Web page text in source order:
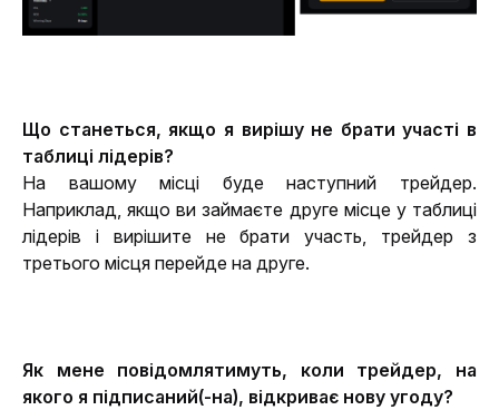
Що станеться, якщо я вирішу не брати участі в
таблиці лідерів?
На вашому місці буде наступний трейдер.
Наприклад, якщо ви займаєте друге місце у таблиці
лідерів і вирішите не брати участь, трейдер з
третього місця перейде на друге.
Як мене повідомлятимуть, коли трейдер, на
якого я підписаний(-на), відкриває нову угоду?